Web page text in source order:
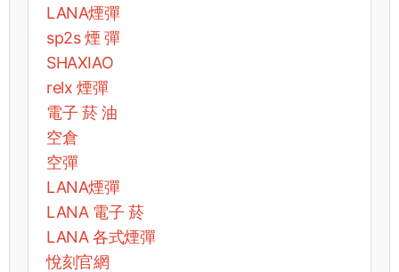
LANA煙彈
sp2s 煙 彈​
SHAXIAO
relx 煙彈
電子 菸 油
空倉
空彈
LANA煙彈
LANA 電子 菸​
LANA 各式煙彈
悅刻官網